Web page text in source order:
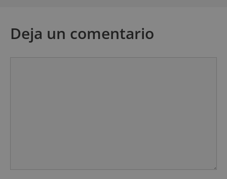
Deja un comentario